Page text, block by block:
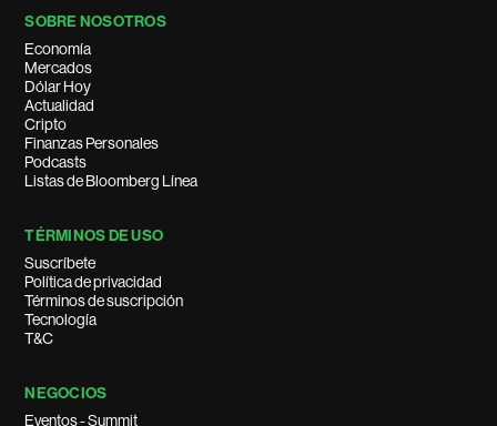
SOBRE NOSOTROS
Economía
Mercados
Dólar Hoy
Actualidad
Cripto
Finanzas Personales
Podcasts
Listas de Bloomberg Línea
TÉRMINOS DE USO
Suscríbete
Política de privacidad
Términos de suscripción
Tecnología
T&C
NEGOCIOS
Eventos - Summit